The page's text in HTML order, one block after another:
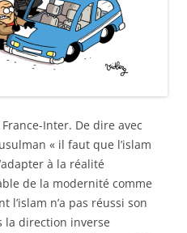
Inter. De dire avec
« il faut que l’islam
à la réalité
de la modernité comme
l’islam n’a pas réussi son
la direction inverse